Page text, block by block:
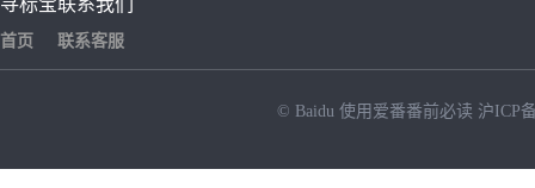
寻标宝
首页
联系我们
联系客服
© Baidu 使用爱番番前必读 沪ICP